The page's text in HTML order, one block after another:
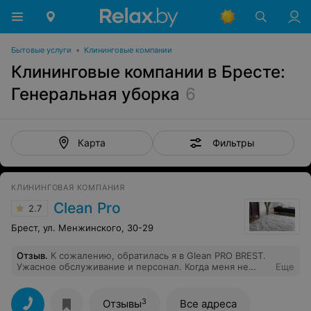
Бытовые услуги • Клининговые компании
Клининговые компании в Бресте:
Генеральная уборка 6
Карта Фильтры
КЛИНИНГОВАЯ КОМПАНИЯ
2.7 Clean Pro
Брест, ул. Менжинского, 30-29
Отзыв. К сожалению, обратилась я в Glean PRO BREST.
Ужасное обслуживание и персонал. Когда меня не
работников (Юрий), после моей претензии, вместо
чтобы извиниться, позвонил и обложил меня матами,
Еще
Отзывы3 Все адреса